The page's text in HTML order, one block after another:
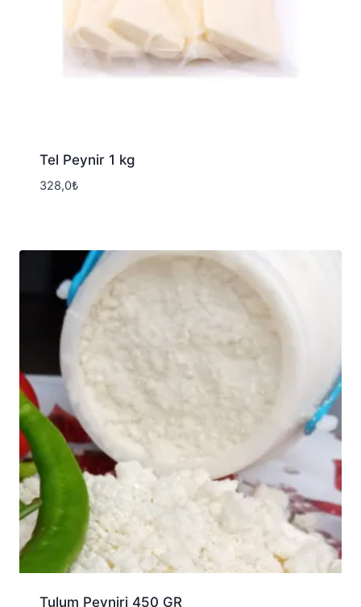
Tel Peynir 1 kg
328,0₺
Tulum Peyniri 450 GR